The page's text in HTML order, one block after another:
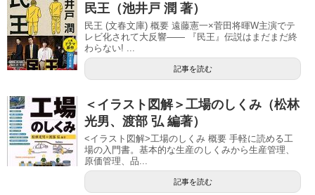
民王（池井戸 潤 著）
民王 (文春文庫) 概要 遠藤憲一×菅田将暉W主演でテ
レビ化されて大反響―― 『民王』伝説はまだまだ終
わらない! ...
記事を読む
＜イラスト図解＞工場のしくみ（松林
光男、渡部 弘 編著）
<イラスト図解>工場のしくみ 概要 手軽に読める工
場の入門書。基本的な生産のしくみから生産管理、
原価管理、品...
記事を読む